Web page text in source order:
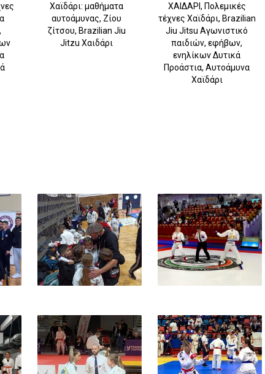
Χαϊδάρι: μαθήματα
αυτοάμυνας, Ζίου
ζίτσου, Brazilian Jiu
Jitzu Χαιδάρι
ΧΑΙΔΑΡΙ, Πολεμικές
τέχνες Χαϊδάρι, Brazilian
Jiu Jitsu Αγωνιστικό
παιδιών, εφήβων,
ενηλίκων Δυτικά
Προάστια, Αυτοάμυνα
Χαϊδάρι